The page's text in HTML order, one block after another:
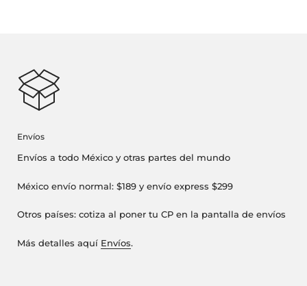
Envíos
Envíos a todo México y otras partes del mundo
México envío normal: $189 y envío express $299
Otros países: cotiza al poner tu CP en la pantalla de envíos
Más detalles aquí Envíos.